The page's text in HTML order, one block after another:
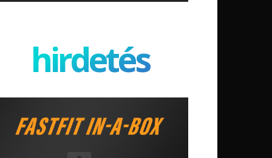
hirdetés